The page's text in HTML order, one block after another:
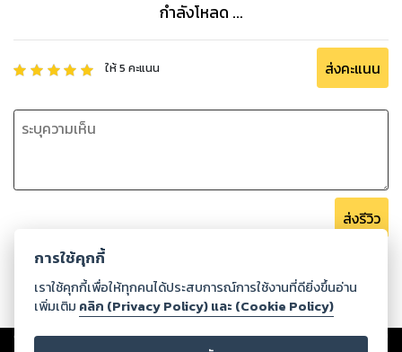
กำลังโหลด ...
ให้5 คะแนน ส่งคะแนน
ส่งรีวิว
Copyright ©2026Storylog Co., Ltd. - สตอรี่ล็อกขอสงวนสิทธิ์ไม่รับผิดชอบ
การใช้คุกกี้
เราใช้คุกกี้เพื่อให้ทุกคนได้ประสบการณ์การใช้งานที่ดียิ่งขึ้นอ่าน
เพิ่มเติม คลิก (Privacy Policy) และ (Cookie Policy)